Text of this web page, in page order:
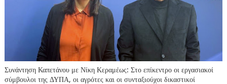
Συνάντηση Καπετάνου με Νίκη Κεραμέως: Στο επίκεντρο οι εργασιακοί
σύμβουλοι της ΔΥΠΑ, οι αγρότες και οι συνταξιούχοι δικαστικοί